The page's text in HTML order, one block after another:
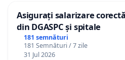
Asigurați salarizare
din DGASPC și spitale
181 semnături
181 Semnături / 7 zile
31 Jul 2026